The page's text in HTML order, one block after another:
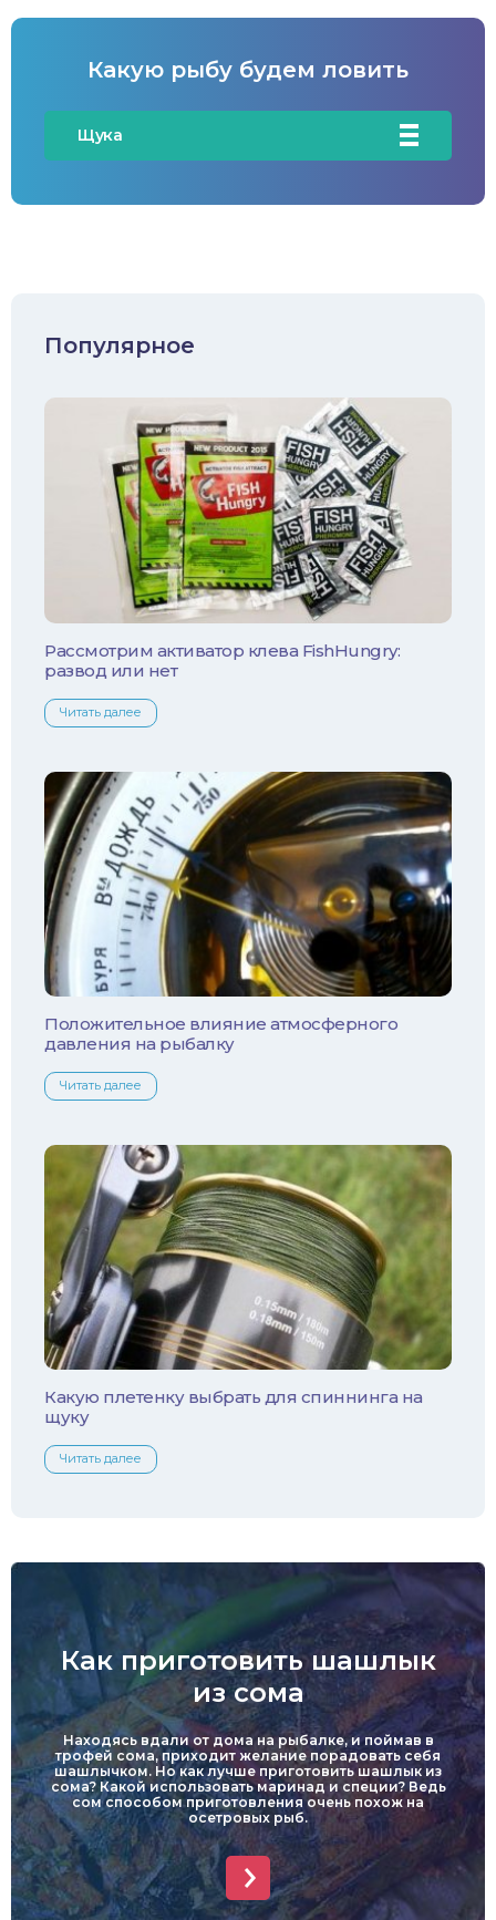
Какую рыбу будем ловить
Щука
Судак
Плотва
Линь
Белый амур
Осетр
Ротан
Сом
Толстолобик
Уклейка
Форель
Хариус
Чехонь
Популярное
Рассмотрим активатор клева FishHungry:
развод или нет
Читать далее
Положительное влияние атмосферного
давления на рыбалку
Читать далее
Какую плетенку выбрать для спиннинга на
щуку
Читать далее
Как приготовить шашлык
из сома
Находясь вдали от дома на рыбалке, и поймав в
трофей сома, приходит желание порадовать себя
шашлычком. Но как лучше приготовить шашлык из
сома? Какой использовать маринад и специи? Ведь
сом способом приготовления очень похож на
осетровых рыб.